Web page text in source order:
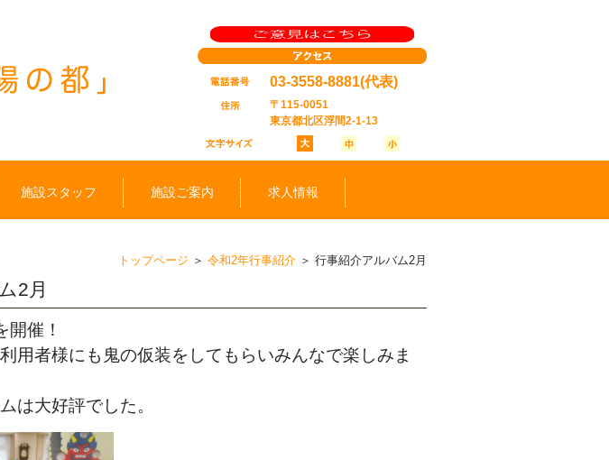
03-3558-8881(代表)
〒115-0051
東京都北区浮間2-1-13
施設スタッフ 施設ご案内 求人情報
トップページ ＞ 令和2年行事紹介 ＞ 行事紹介アルバム2月
2月
開催！
用者様にも鬼の仮装をしてもらいみんなで楽しみま
は大好評でした。